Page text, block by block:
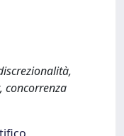
concorrenza